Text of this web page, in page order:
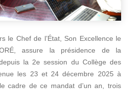
le Chef de l’État, Son Excellence le
assure la présidence de la
la 2e session du Collège des
les 23 et 24 décembre 2025 à
cadre de ce mandat d’un an, trois